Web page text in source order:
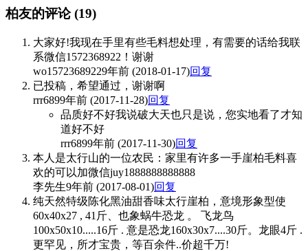
柏友的评论(19)
大家好!我现在手里有些毛料想处理，有需要的话给我联
系微信1572368922！谢谢
wo15723689229年前 (2018-01-17)回复
已投稿，希望通过，谢谢啊
rrr6899年前 (2017-11-28)回复
品质好不好我说破大天也只是说，您实地看了才知
道好不好
rrr6899年前 (2017-11-30)回复
本人是太行山的一位农民：家里有许多一手崖柏毛料喜
欢的可以加微信juy1888888888888
李先生9年前 (2017-08-01)回复
纯天然特级陈化黑油甜香味太行崖柏，意境形象型使
60x40x27 , 41斤、也象蜗牛恐龙 。 飞龙鸟
100x50x10.....16斤 . 意是恐龙160x30x7....30斤。龙眼4斤 .
更罕见，所才宝贵，等百余件..价超千万!